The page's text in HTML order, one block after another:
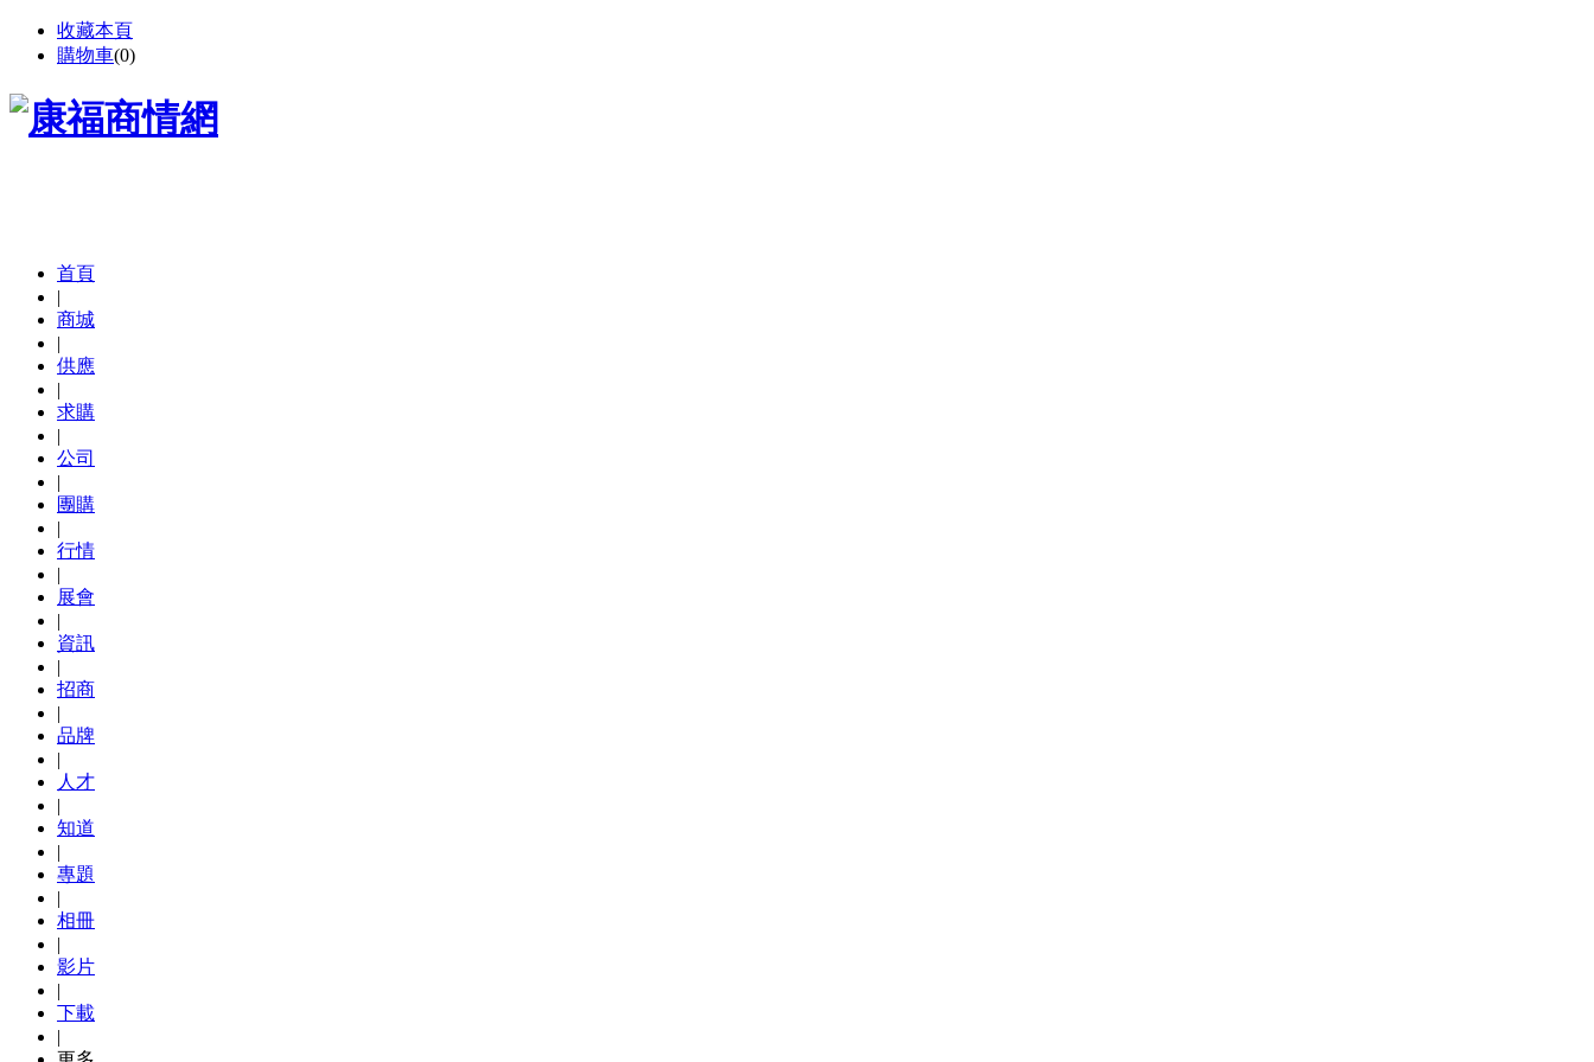
收藏本頁
購物車(0)
首頁
|
商城
|
供應
|
求購
|
公司
|
團購
|
行情
|
展會
|
資訊
|
招商
|
品牌
|
人才
|
知道
|
專題
|
相冊
|
影片
|
下載
|